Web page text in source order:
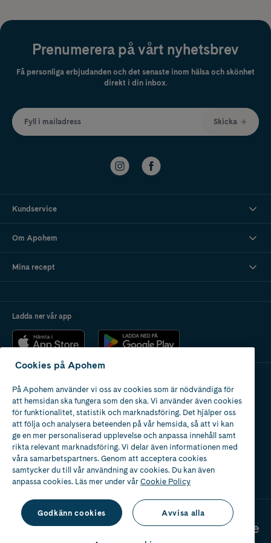
Prenumerera på vårt nyhetsbrev
Få personliga erbjudanden och det senaste inom hälsa och skönhet
direkt i din inbox.
Fyll i mailadress Skicka
Kundservice
Om Apohem
Mina recept
Ladda ner vår app
Apotek med tillstånd
av Läkemedelsverket
Cookies på Apohem
På Apohem använder vi oss av cookies som är nödvändiga för
att hemsidan ska fungera som den ska. Vi använder även cookies
för funktionalitet, statistik och marknadsföring. Det hjälper oss
att följa och analysera beteenden på vår hemsida, så att vi kan
ge en mer personaliserad upplevelse och anpassa innehåll samt
rikta relevant marknadsföring. Vi delar även informationen med
våra samarbetspartners. Genom att acceptera cookies
samtycker du till vår användning av cookies. Du kan även
anpassa cookies. Läs mer under vårCookie Policy
Godkänn cookies Avvisa alla